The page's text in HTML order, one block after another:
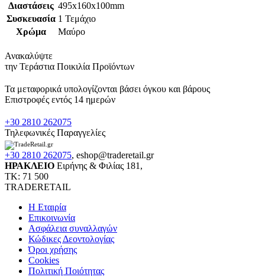
Διαστάσεις 495x160x100mm
Συσκευασία 1 Τεμάχιο
Χρώμα
Μαύρο
Ανακαλύψτε
την Τεράστια Ποικιλία Προϊόντων
Τα μεταφορικά υπολογίζονται βάσει όγκου και βάρους
Επιστροφές εντός 14 ημερών
+30 2810 262075
Τηλεφωνικές Παραγγελίες
+30 2810 262075, eshop@traderetail.gr
ΗΡΑΚΛΕΙΟ Ειρήνης & Φιλίας 181,
ΤΚ: 71 500
TRADERETAIL
H Εταιρία
Eπικοινωνία
Ασφάλεια συναλλαγών
Κώδικες Δεοντολογίας
Όροι χρήσης
Cookies
Πολιτική Ποιότητας